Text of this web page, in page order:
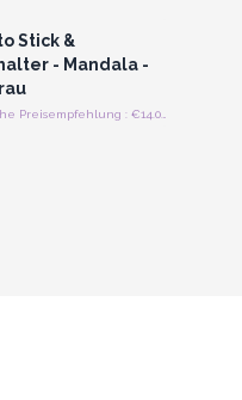
Stick &
- Mandala -